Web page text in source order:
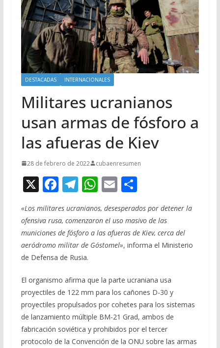
DESTACADAS INTERNACIONALES
Militares ucranianos
usan armas de fósforo a
las afueras de Kiev
28 de febrero de 2022 cubaenresumen
X F
e
b
o
o
k
T
el
e
gr
a
m
W
at
s
A
p
E
ai
l
C
o
m
p
ar
r
«Los militares ucranianos, desesperados por detener la
ofensiva rusa, comenzaron el uso masivo de las
municiones de fósforo a las afueras de Kiev, cerca del
aeródromo militar de Góstomel», informa el Ministerio
de Defensa de Rusia.
El organismo afirma que la parte ucraniana usa
proyectiles de 122 mm para los cañones D-30 y
proyectiles propulsados por cohetes para los sistemas
de lanzamiento múltiple BM-21 Grad, ambos de
fabricación soviética y prohibidos por el tercer
protocolo de la Convención de la ONU sobre las armas